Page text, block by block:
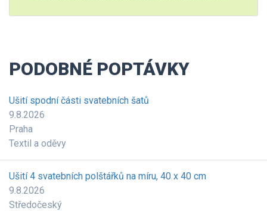
PODOBNÉ POPTÁVKY
Ušití spodní části svatebních šatů
9.8.2026
Praha
Textil a oděvy
Ušití 4 svatebních polštářků na míru, 40 x 40 cm
9.8.2026
Středočeský